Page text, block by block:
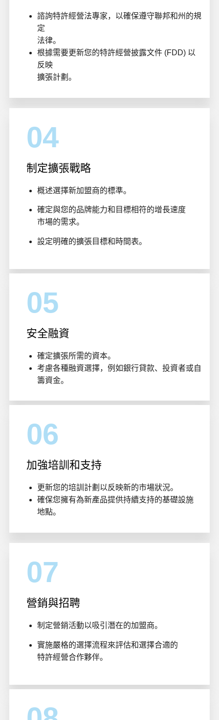
諮詢特許經營法專家，以確保遵守聯邦和州的規
定
法律。
根據需要更新您的特許經營披露文件 (FDD) 以
反映
擴張計劃。
04
制定擴張戰略
概述選擇新加盟商的標準。
確定與您的品牌能力和目標相符的增長速度
市場的需求。
設定明確的擴張目標和時間表。
05
安全融資
確定擴張所需的資本。
考慮各種融資選擇，例如銀行貸款、投資者或自
籌資金。
06
加強培訓和支持
更新您的培訓計劃以反映新的市場狀況。
確保您擁有為新產品提供持續支持的基礎設施
地點。
07
營銷與招聘
制定營銷活動以吸引潛在的加盟商。
實施嚴格的選擇流程來評估和選擇合適的
特許經營合作夥伴。